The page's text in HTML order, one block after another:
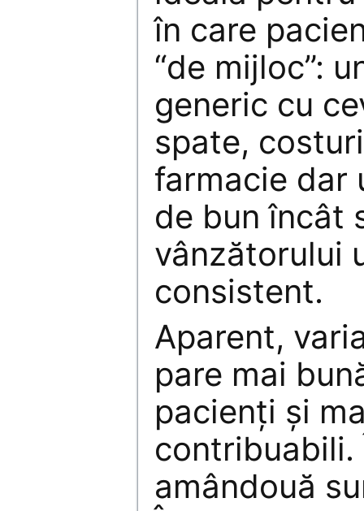
în care
“de mijloc”:
generic cu
spate,
farmacie dar
de bun încât
vânzătorului
consistent.
Aparent,
pare mai
pacienţi şi
amândouă